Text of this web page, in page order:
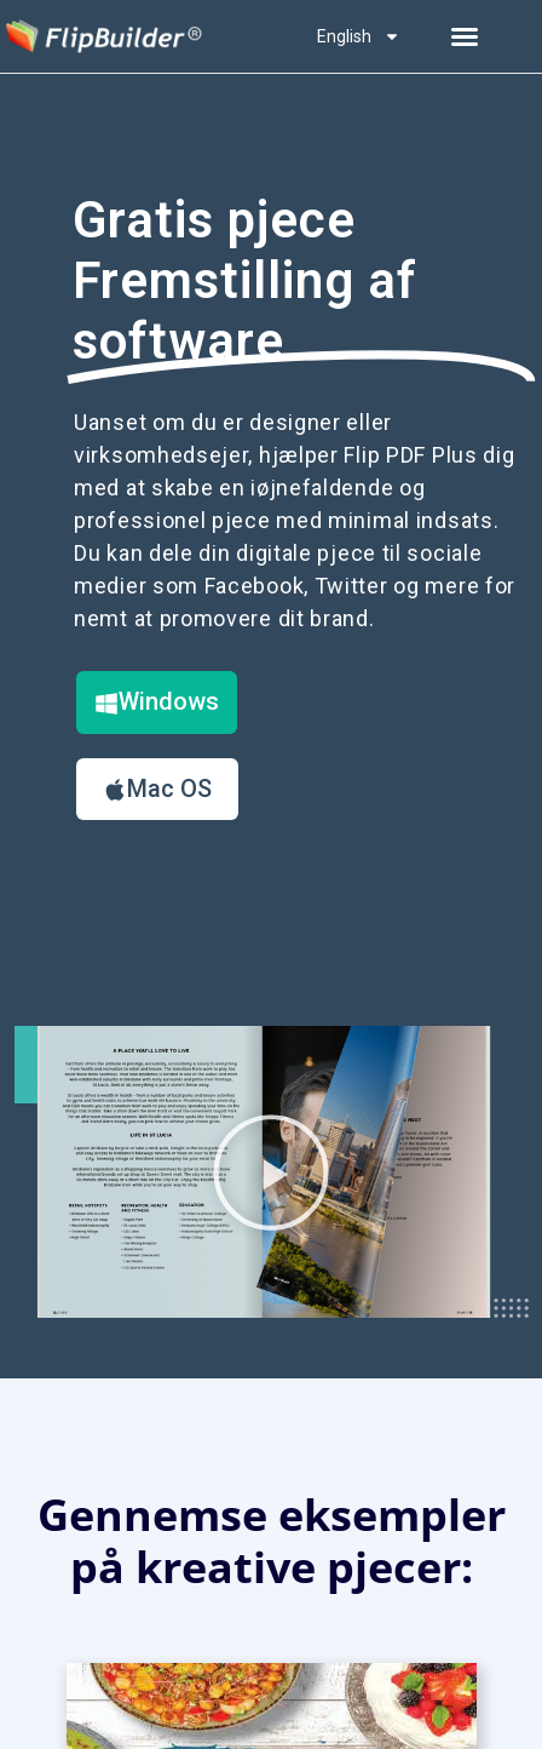
English
Gratis pjece
Fremstilling af
software
Uanset om du er designer eller
virksomhedsejer, hjælper Flip PDF Plus dig
med at skabe en iøjnefaldende og
professionel pjece med minimal indsats.
Du kan dele din digitale pjece til sociale
medier som Facebook, Twitter og mere for
nemt at promovere dit brand.
Windows
Mac OS
Gennemse eksempler
på kreative pjecer: